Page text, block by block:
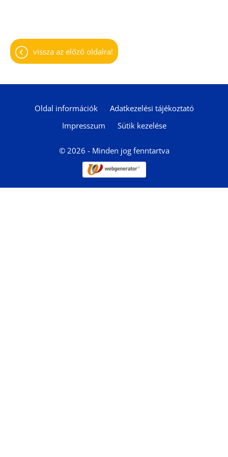
vissza az előző oldalra!
© 2026 - Minden jog fenntartva
Oldal információk
Adatkezelési tájékoztató
Impresszum
Sütik kezelése